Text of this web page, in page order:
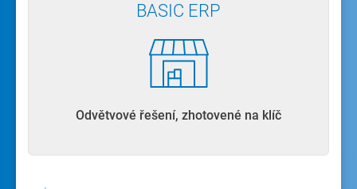
BASIC ERP
Odvětvové řešení, zhotovené na klíč